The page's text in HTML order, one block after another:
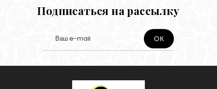
Подписаться на рассылку